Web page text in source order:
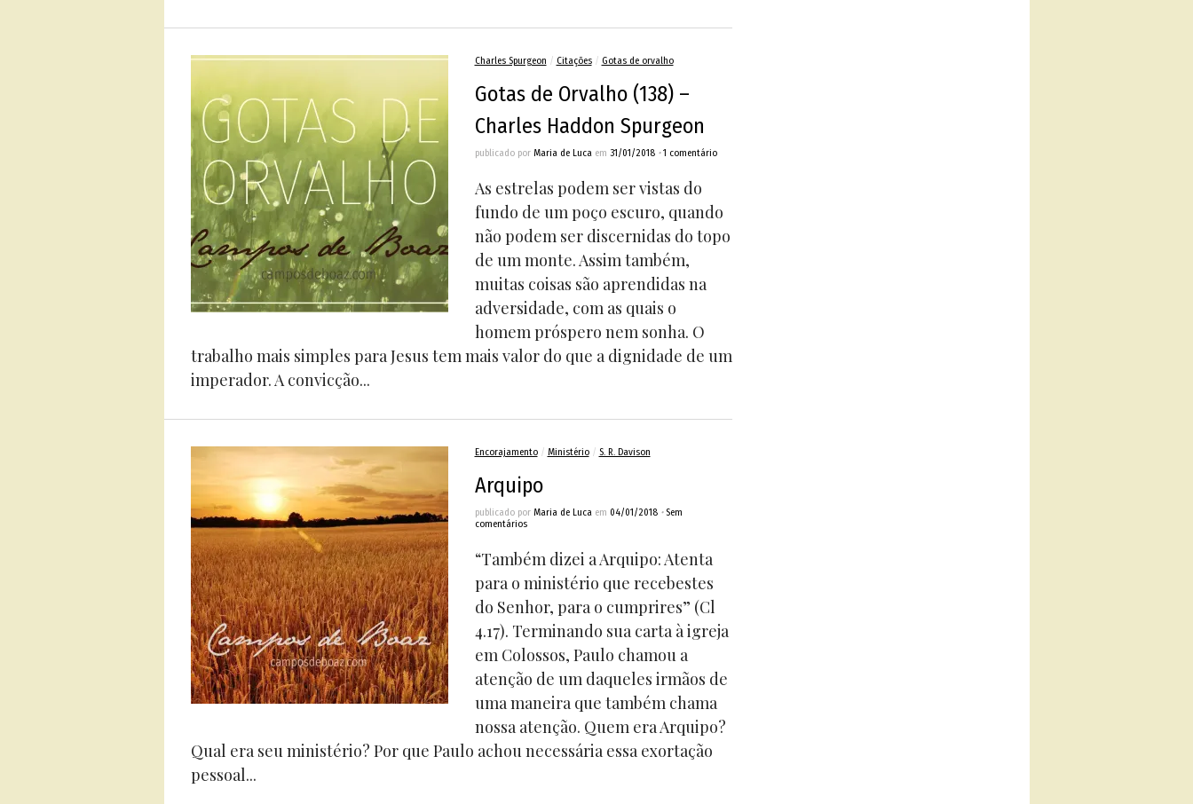
Charles Spurgeon / Citações/ Gotas de orvalho
Gotas de Orvalho (138) –
Charles Haddon Spurgeon
publicado por Maria de Lucaem 31/01/2018 •1 comentário
As estrelas podem ser vistas do
fundo de um poço escuro, quando
não podem ser discernidas do topo
de um monte. Assim também,
muitas coisas são aprendidas na
adversidade, com as quais o
homem próspero nem sonha. O
trabalho mais simples para Jesus tem mais valor do que a dignidade de um
imperador. A convicção...
Encorajamento/ Ministério/ S. R. Davison
Arquipo
publicado por Maria de Lucaem 04/01/2018 • Sem
comentários
“Também dizei a Arquipo: Atenta
para o ministério que recebestes
do Senhor, para o cumprires” (Cl
4.17). Terminando sua carta à igreja
em Colossos, Paulo chamou a
atenção de um daqueles irmãos de
uma maneira que também chama
nossa atenção. Quem era Arquipo?
Qual era seu ministério? Por que Paulo achou necessária essa exortação
pessoal...